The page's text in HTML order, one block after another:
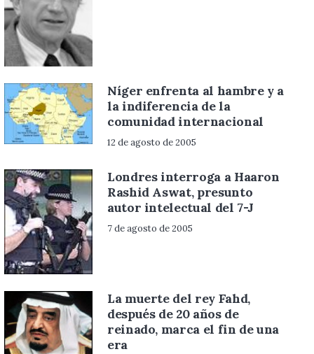
Níger enfrenta al hambre y a
la indiferencia de la
comunidad internacional
12 de agosto de 2005
Londres interroga a Haaron
Rashid Aswat, presunto
autor intelectual del 7-J
7 de agosto de 2005
La muerte del rey Fahd,
después de 20 años de
reinado, marca el fin de una
era